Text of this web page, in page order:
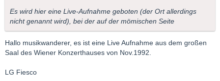
Es wird hier eine Live-Aufnahme geboten (der Ort allerdings
nicht genannt wird), bei der auf der mömischen Seite
Hallo musikwanderer, es ist eine Live Aufnahme aus dem großen
Saal des Wiener Konzerthauses von Nov.1992.
LG Fiesco